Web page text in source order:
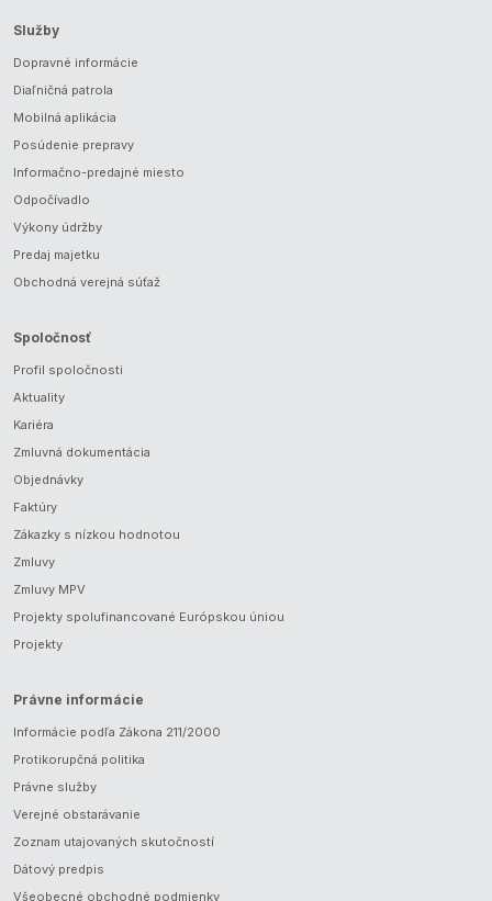
Služby
Dopravné informácie
Diaľničná patrola
Mobilná aplikácia
Posúdenie prepravy
Informačno-predajné miesto
Odpočívadlo
Výkony údržby
Predaj majetku
Obchodná verejná súťaž
Spoločnosť
Profil spoločnosti
Aktuality
Kariéra
Zmluvná dokumentácia
Objednávky
Faktúry
Zákazky s nízkou hodnotou
Zmluvy
Zmluvy MPV
Projekty spolufinancované Európskou úniou
Projekty
Právne informácie
Informácie podľa Zákona 211/2000
Protikorupčná politika
Právne služby
Verejné obstarávanie
Zoznam utajovaných skutočností
Dátový predpis
Všeobecné obchodné podmienky